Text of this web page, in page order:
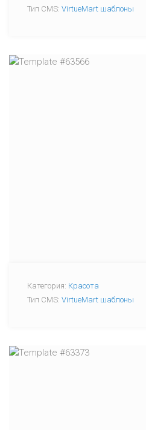
Тип CMS: VirtueMart шаблоны
Категория: Красота
Тип CMS: VirtueMart шаблоны